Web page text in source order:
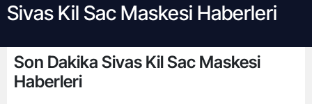
Sivas Kil Sac Maskesi Haberleri
Son Dakika Sivas Kil Sac Maskesi
Haberleri